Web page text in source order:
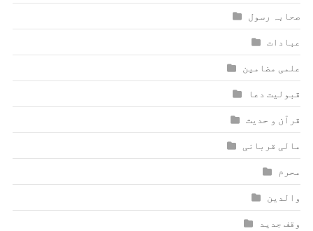
صحابہ رسول
عبادات
علمی مضامین
قبولیت دعا
قرآن و حدیث
مالی قربانی
محرم
والدین
وقف جدید